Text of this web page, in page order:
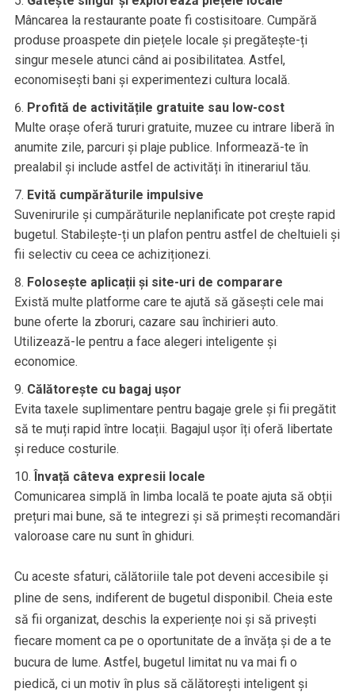
Mâncarea la restaurante poate fi costisitoare. Cumpără
produse proaspete din piețele locale și pregătește-ți
singur mesele atunci când ai posibilitatea. Astfel,
economisești bani și experimentezi cultura locală.
Profită de activitățile gratuite sau low-cost
Multe orașe oferă tururi gratuite, muzee cu intrare liberă în
anumite zile, parcuri și plaje publice. Informează-te în
prealabil și include astfel de activități în itinerariul tău.
Evită cumpărăturile impulsive
Suvenirurile și cumpărăturile neplanificate pot crește rapid
bugetul. Stabilește-ți un plafon pentru astfel de cheltuieli și
fii selectiv cu ceea ce achiziționezi.
Folosește aplicații și site-uri de comparare
Există multe platforme care te ajută să găsești cele mai
bune oferte la zboruri, cazare sau închirieri auto.
Utilizează-le pentru a face alegeri inteligente și
economice.
Călătorește cu bagaj ușor
Evita taxele suplimentare pentru bagaje grele și fii pregătit
să te muți rapid între locații. Bagajul ușor îți oferă libertate
și reduce costurile.
Învață câteva expresii locale
Comunicarea simplă în limba locală te poate ajuta să obții
prețuri mai bune, să te integrezi și să primești recomandări
valoroase care nu sunt în ghiduri.
Cu aceste sfaturi, călătoriile tale pot deveni accesibile și
pline de sens, indiferent de bugetul disponibil. Cheia este
să fii organizat, deschis la experiențe noi și să privești
fiecare moment ca pe o oportunitate de a învăța și de a te
bucura de lume. Astfel, bugetul limitat nu va mai fi o
piedică, ci un motiv în plus să călătorești inteligent și